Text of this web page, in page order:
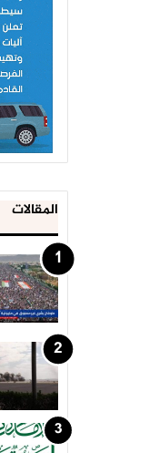
المقالات